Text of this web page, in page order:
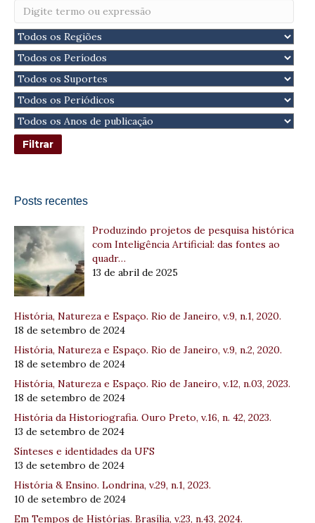
Posts recentes
Produzindo projetos de pesquisa histórica
com Inteligência Artificial: das fontes ao
quadr…
13 de abril de 2025
História, Natureza e Espaço. Rio de Janeiro, v.9, n.1, 2020.
18 de setembro de 2024
História, Natureza e Espaço. Rio de Janeiro, v.9, n.2, 2020.
18 de setembro de 2024
História, Natureza e Espaço. Rio de Janeiro, v.12, n.03, 2023.
18 de setembro de 2024
História da Historiografia. Ouro Preto, v.16, n. 42, 2023.
13 de setembro de 2024
Sínteses e identidades da UFS
13 de setembro de 2024
História & Ensino. Londrina, v.29, n.1, 2023.
10 de setembro de 2024
Em Tempos de Histórias. Brasília, v.23, n.43, 2024.